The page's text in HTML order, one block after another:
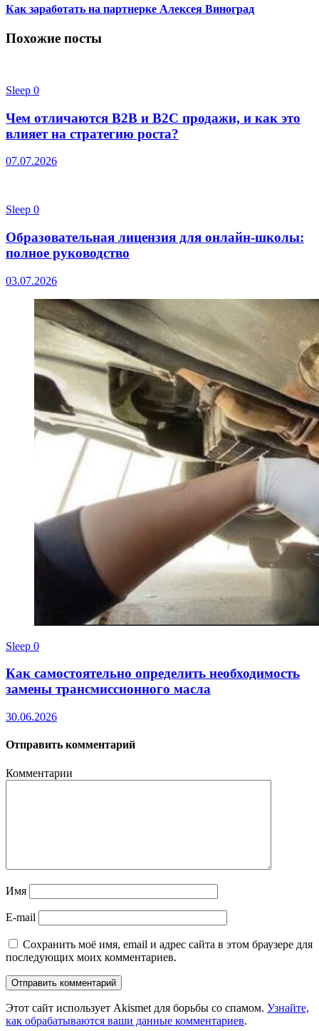
Как заработать на партнерке Алексея Виноград
Похожие посты
Sleep 0
Чем отличаются B2B и B2C продажи, и как это
влияет на стратегию роста?
07.07.2026
Sleep 0
Образовательная лицензия для онлайн-школы:
полное руководство
03.07.2026
Sleep 0
Как самостоятельно определить необходимость
замены трансмиссионного масла
30.06.2026
Отправить комментарий
Комментарии
Имя
E-mail
Сохранить моё имя, email и адрес сайта в этом браузере для
последующих моих комментариев.
Этот сайт использует Akismet для борьбы со спамом. Узнайте,
как обрабатываются ваши данные комментариев.